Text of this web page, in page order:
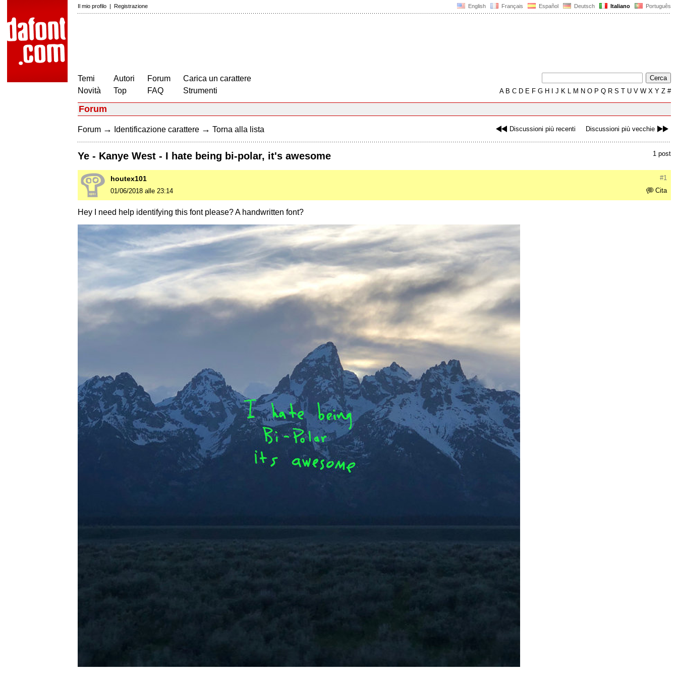
English Français Español Deutsch Italiano Português
Il mio profilo | Registrazione
Temi
Novità
Autori
Top
Forum
FAQ
Carica un carattere
Strumenti
AB C D E F G H J K L M N O P Q R S T U V W X Y Z #
Forum
Discussioni più recenti Discussioni più vecchie
Forum → Identificazione carattere → Torna alla lista
1 post
Ye - Kanye West - I hate being bi-polar, it's awesome
#1
houtex101
Cita
01/06/2018 alle 23:14
Hey I need help identifying this font please? A handwritten font?